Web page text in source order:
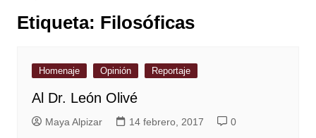
Etiqueta: Filosóficas
Homenaje Opinión Reportaje
Al Dr. León Olivé
Maya Alpizar 14 febrero, 2017 0